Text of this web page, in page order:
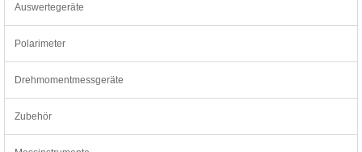
Auswertegeräte
Polarimeter
Drehmomentmessgeräte
Zubehör